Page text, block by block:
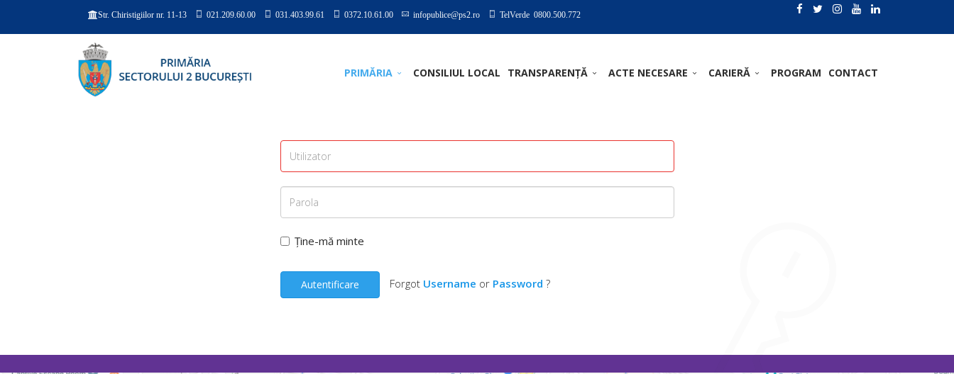
Str. Chiristigiilor nr. 11-13 021.209.60.00 031.403.99.61 0372.10.61.00 infopublice@ps2.ro TelVerde 0800.500.772
PRIMĂRIA CONSILIUL LOCAL TRANSPARENȚĂ ACTE NECESARE CARIERĂ PROGRAM CONTACT
Ține-mă minte
Autentificare Forgot Username or Password ?